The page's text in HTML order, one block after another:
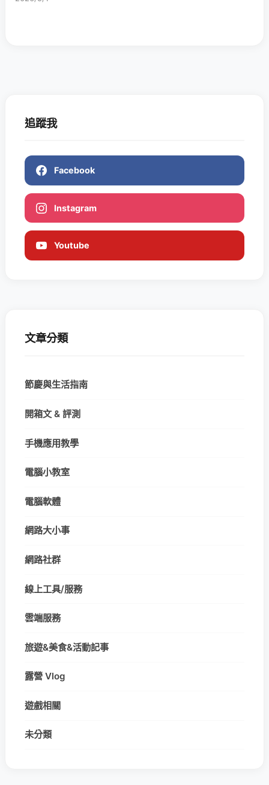
追蹤我
Facebook
Instagram
Youtube
文章分類
節慶與生活指南
開箱文 & 評測
手機應用教學
電腦小教室
電腦軟體
網路大小事
網路社群
線上工具/服務
雲端服務
旅遊&美食&活動記事
露營 Vlog
遊戲相關
未分類